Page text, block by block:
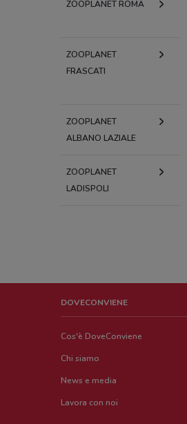
ZOOPLANET ROMA
ZOOPLANET
FRASCATI
ZOOPLANET
ALBANO LAZIALE
ZOOPLANET
LADISPOLI
DOVECONVIENE
Cos'è DoveConviene
Chi siamo
News e media
Lavora con noi